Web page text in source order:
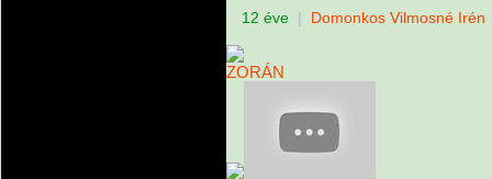
12 éve | Domonkos Vilmosné Irén